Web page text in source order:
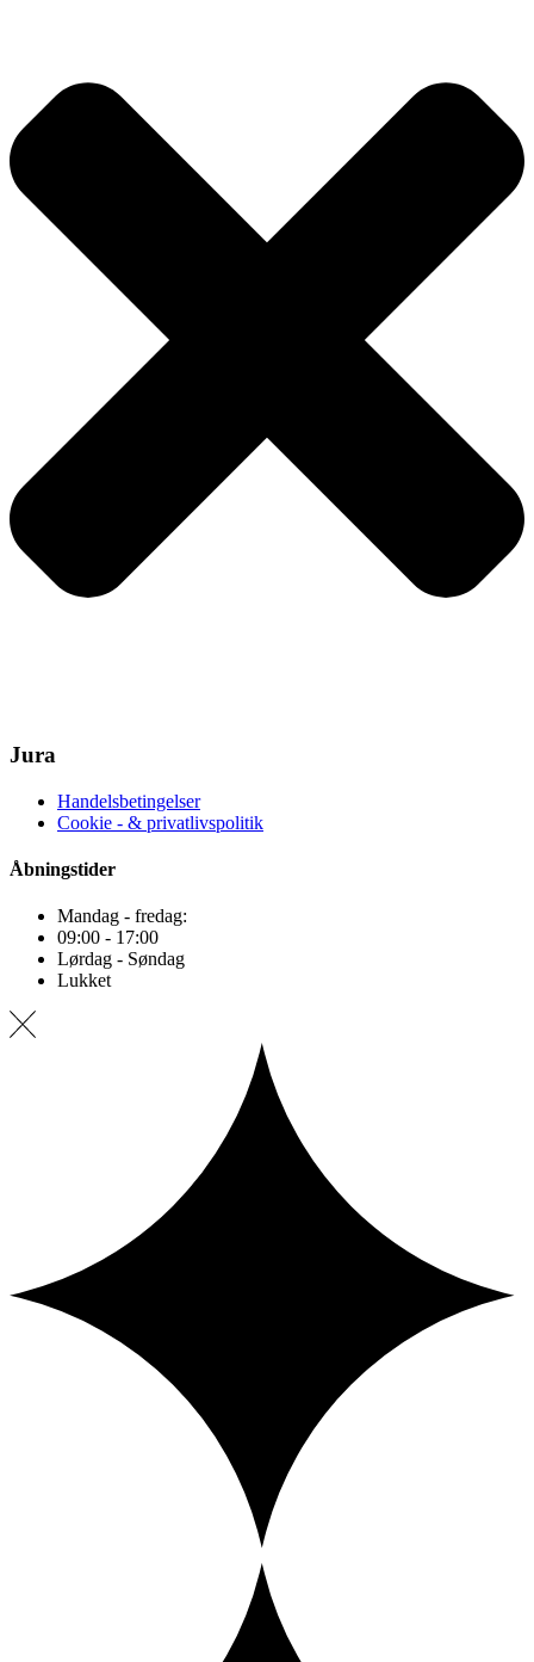
Jura
Handelsbetingelser
Cookie - & privatlivspolitik
Åbningstider
Mandag - fredag:
09:00 - 17:00
Lørdag - Søndag
Lukket